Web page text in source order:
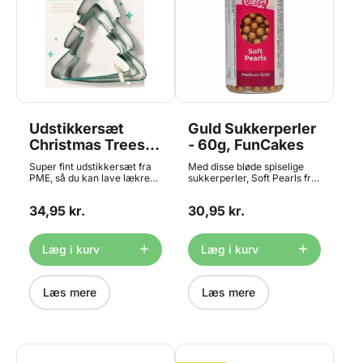
Bjerring. God bagelyst.
Udstikkersæt
Christmas Trees -
3 stk., PME
Super fint udstikkersæt fra
PME, så du kan lave lækre
ca.: - Lille: 6,5 cm. - Medium:
Fremstillet i metal - vaskes
af i hånden med varmt vand.
Indhold: 3 stk. udstikkere.
34,95 kr.
Læg i kurv
Læs mere
Guld Sukkerperler
- 60g, FunCakes
Med disse bløde spiselige
sukkerperler, Soft Pearls fra
alt lige fra kage og cupcakes
Glasset har et praktisk
drysselåg. Indhold: 60 gram.
Farve: guld/gold.
30,95 kr.
Læg i kurv
Læs mere